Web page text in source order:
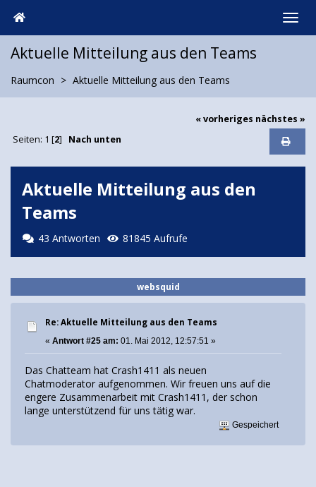
Aktuelle Mitteilung aus den Teams
Raumcon Aktuelle Mitteilung aus den Teams
« vorheriges nächstes »
Seiten: 1 [2] Nach unten
Aktuelle Mitteilung aus den
Teams
43 Antworten 81845 Aufrufe
websquid
Re: Aktuelle Mitteilung aus den Teams
« Antwort #25 am: 01. Mai 2012, 12:57:51 »
Das Chatteam hat Crash1411 als neuen
Chatmoderator aufgenommen. Wir freuen uns auf die
engere Zusammenarbeit mit Crash1411, der schon
lange unterstützend für uns tätig war.
Gespeichert